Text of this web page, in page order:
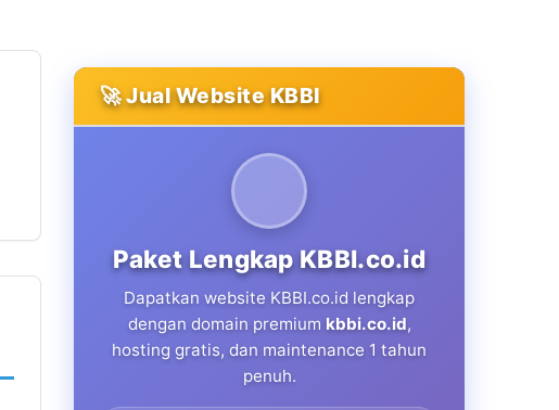
🚀 Jual Website KBBI
Paket Lengkap KBBI.co.id
Dapatkan website KBBI.co.id lengkap
dengan domain premium kbbi.co.id,
hosting gratis, dan maintenance 1 tahun
penuh.